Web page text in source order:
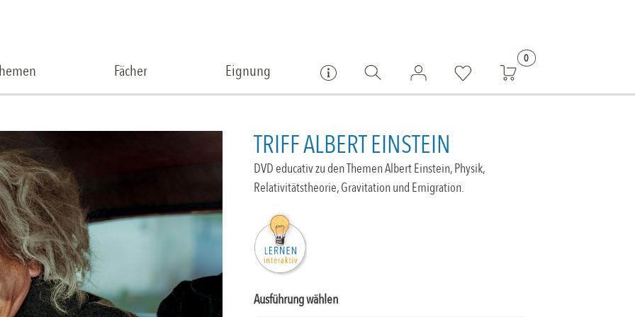
Fächer Eignung
0
TRIFF ALBERT EINSTEIN
DVD educativ zu den Themen Albert Einstein, Physik,
Relativitätstheorie, Gravitation und Emigration.
Ausführung wählen